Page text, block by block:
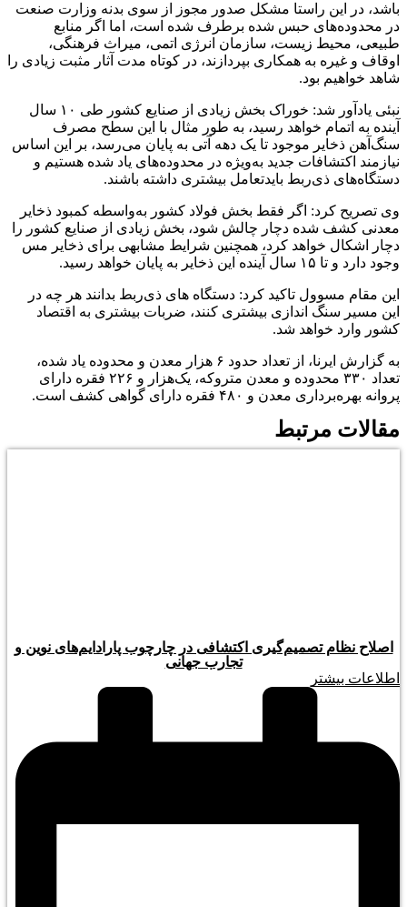
باشد، در این راستا مشکل صدور مجوز از سوی بدنه وزارت صنعت
در محدوده‌های حبس شده برطرف شده است، اما اگر منابع
طبیعی، محیط زیست، سازمان انرژی اتمی، میراث فرهنگی،
اوقاف و غیره به همکاری بپردازند، در کوتاه مدت آثار مثبت زیادی را
شاهد خواهیم بود.
نبئی یادآور شد: خوراک بخش زیادی از صنایع کشور طی ۱۰ سال
آینده به اتمام خواهد رسید، به طور مثال با این سطح مصرف
سنگ‌آهن ذخایر موجود تا یک دهه آتی به پایان می‌رسد، بر این اساس
نیازمند اکتشافات جدید به‌ویژه در محدوده‌های یاد شده هستیم و
دستگاه‌های ذی‌ربط بایدتعامل بیشتری داشته باشند.
وی تصریح کرد:‌ اگر فقط بخش فولاد کشور به‌واسطه کمبود ذخایر
معدنی کشف شده دچار چالش شود، بخش زیادی از صنایع کشور را
دچار اشکال خواهد کرد، همچنین شرایط مشابهی برای ذخایر مس
وجود دارد و تا ۱۵ سال آینده این ذخایر به پایان خواهد رسید.
این مقام مسوول تاکید کرد: دستگاه های ذی‌ربط بدانند هر چه در
این مسیر سنگ اندازی بیشتری کنند، ضربات بیشتری به اقتصاد
کشور وارد خواهد شد.
به گزارش ایرنا، از تعداد حدود ۶ هزار معدن و محدوده یاد شده،
تعداد ۳۳۰ محدوده و معدن متروکه، یک‌هزار و ۲۲۶ فقره دارای
پروانه بهره‌برداری معدن و ۴۸۰ فقره دارای گواهی کشف است.
مقالات مرتبط
اصلاح نظام تصمیم‌گیری اکتشافی در چارچوب پارادایم‌های نوین و
تجارب جهانی
اطلاعات بیشتر